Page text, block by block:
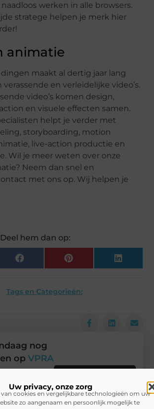
Uw privacy, onze zorg
cookies en vergelijkbare technologieën om uw
zo aangenaam en persoonlijk mogelijk te
werken in alle browsers.
stratege helpen je merk hier
animatie
maakt al dertig jaar lang
en verleidelijke video’s.
video’s komen design,
en visuele effecten samen.
helpt je verder met
storyboarding, motion
live-action productie en
Wil je meer weten over onze
Neem dan snel en
met ons op. Wij helpen je
hem dan op:
Facebook Pinterest LinkedIn
Tags en Categorieën:
nog
opVPRA
Registreer hier